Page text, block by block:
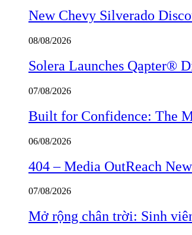
New Chevy Silverado
08/08/2026
Solera Launches Qapter®
07/08/2026
Built for Confidence: The
06/08/2026
404 – Media OutReach
07/08/2026
Mở rộng chân trời: Sinh